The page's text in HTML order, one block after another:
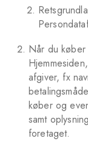
Når du køber
afgiver, fx
køber og
samt
foretaget.